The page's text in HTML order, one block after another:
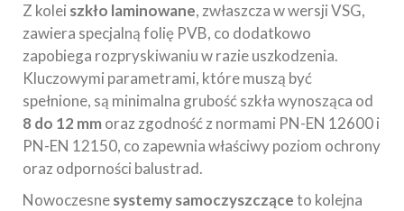
Z kolei szkło laminowane, zwłaszcza w wersji VSG,
zawiera specjalną folię PVB, co dodatkowo
zapobiega rozpryskiwaniu w razie uszkodzenia.
Kluczowymi parametrami, które muszą być
spełnione, są minimalna grubość szkła wynosząca od
8 do 12 mmoraz zgodność z normami PN-EN 12600 i
PN-EN 12150, co zapewnia właściwy poziom ochrony
oraz odporności balustrad.
Nowoczesnesystemy samoczyszcząceto kolejna